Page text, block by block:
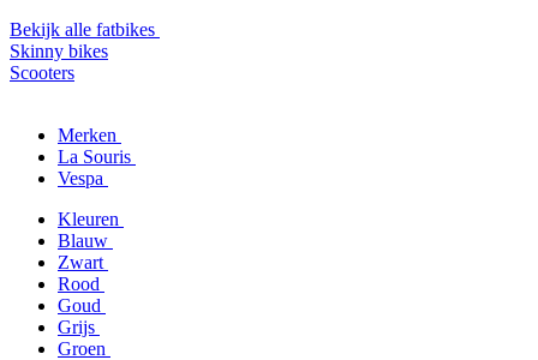
Bekijk alle fatbikes
Skinny bikes
Scooters
Merken
La Souris
Vespa
Kleuren
Blauw
Zwart
Rood
Goud
Grijs
Groen